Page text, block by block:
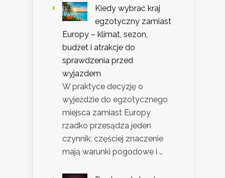
Kiedy wybrać kraj
egzotyczny zamiast
Europy – klimat, sezon,
budżet i atrakcje do
sprawdzenia przed
wyjazdem
W praktyce decyzję o
wyjeździe do egzotycznego
miejsca zamiast Europy
rzadko przesądza jeden
czynnik; częściej znaczenie
mają warunki pogodowe i …